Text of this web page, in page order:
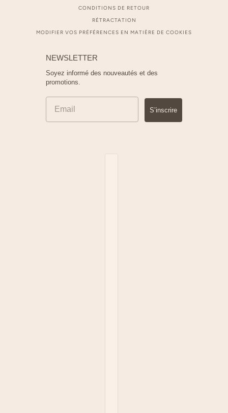
CONDITIONS DE RETOUR
RÉTRACTATION
MODIFIER VOS PRÉFÉRENCES EN MATIÈRE DE COOKIES
NEWSLETTER
Soyez informé des nouveautés et des
promotions.
S’inscrire